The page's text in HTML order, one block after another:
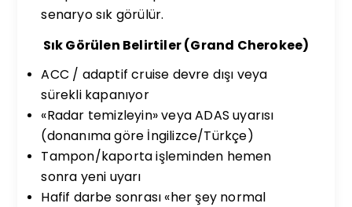
senaryo sık görülür.
Sık Görülen Belirtiler (Grand Cherokee)
ACC / adaptif cruise devre dışı veya
sürekli kapanıyor
«Radar temizleyin» veya ADAS uyarısı
(donanıma göre İngilizce/Türkçe)
Tampon/kaporta işleminden hemen
sonra yeni uyarı
Hafif darbe sonrası «her şey normal